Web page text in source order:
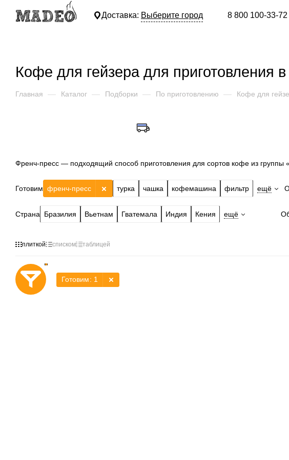
Доставка: Выберите город 8 800 100-33-72
Кофе для гейзера для приготовления
Главная — Каталог — Подборки — По приготовлению — Кофе для
Френч-пресс — подходящий способ приготовления для сортов кофе из
Готовим турка чашка кофемашина фильтр
френч-пресс ещё
Страна Бразилия Вьетнам Гватемала Индия Кения ещё
плиткой списком таблицей
Готовим: 1